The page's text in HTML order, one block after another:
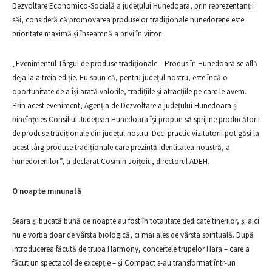
Dezvoltare Economico-Socială a județului Hunedoara, prin reprezentanții
săi, consideră că promovarea produselor tradiționale hunedorene este
prioritate maximă și înseamnă a privi în viitor.
„Evenimentul Târgul de produse tradiționale – Produs în Hunedoara se află
deja la a treia ediție. Eu spun că, pentru județul nostru, este încă o
oportunitate de a își arată valorile, tradițiile și atracțiile pe care le avem.
Prin acest eveniment, Agenția de Dezvoltare a județului Hunedoara și
bineînțeles Consiliul Județean Hunedoara își propun să sprijine producătorii
de produse tradiționale din județul nostru. Deci practic vizitatorii pot găsi la
acest târg produse tradiționale care prezintă identitatea noastră, a
hunedorenilor.”, a declarat Cosmin Joițoiu, directorul ADEH.
O noapte minunată
Seara și bucată bună de noapte au fost în totalitate dedicate tinerilor, și aici
nu e vorba doar de vârsta biologică, ci mai ales de vârsta spirituală. După
introducerea făcută de trupa Harmony, concertele trupelor Hara – care a
făcut un spectacol de excepție – și Compact s-au transformat într-un